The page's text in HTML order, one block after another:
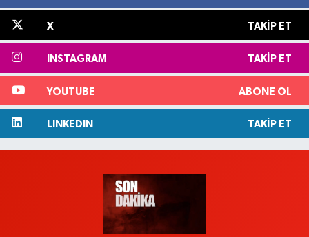
X TAKIP ET
INSTAGRAM TAKIP ET
YOUTUBE ABONE OL
LINKEDIN TAKIP ET